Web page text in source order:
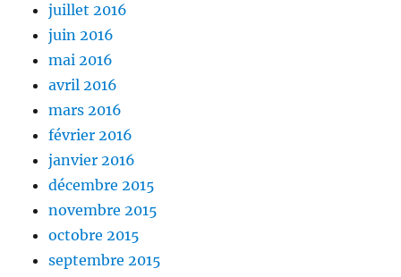
juillet 2016
juin 2016
mai 2016
avril 2016
mars 2016
février 2016
janvier 2016
décembre 2015
novembre 2015
octobre 2015
septembre 2015